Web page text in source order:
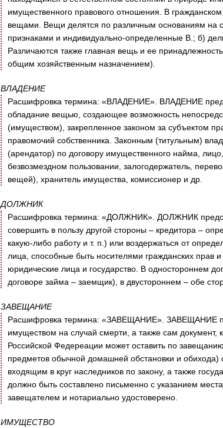
имущественного правового отношения. В
вещами. Вещи делятся по различным основаниям на
признаками и индивидуально-определенные В.; б)
Различаются также главная вещь и ее
общим хозяйственным назначением).
ВЛАДЕНИЕ
Расшифровка термина: «ВЛАДЕНИЕ». ВЛАДЕНИЕ
обладание вещью, создающее возможность
(имуществом), закрепленное законом за субъектом
правомочий собственника. Законным (титульным)
(арендатор) по договору имущественного найма,
безвозмездном пользовании, залогодержатель,
вещей), хранитель имущества, комиссионер и др.
ДОЛЖНИК
Расшифровка термина: «ДОЛЖНИК». ДОЛЖНИК
совершить в пользу другой стороны – кредитора –
какую-либо работу и т. п.) или воздержаться от
лица, способные быть носителями гражданских прав
юридические лица и государство. В одностороннем
договоре займа – заемщик), в двустороннем – обе
ЗАВЕЩАНИЕ
Расшифровка термина: «ЗАВЕЩАНИЕ». ЗАВЕЩАНИЕ
имуществом на случай смерти, а также сам
Российской Федереации может оставить по
предметов обычной домашней обстановки и
входящим в круг наследников по закону, а также
должно быть составлено письменно с указанием
завещателем и нотариально удостоверено.
ИМУЩЕСТВО